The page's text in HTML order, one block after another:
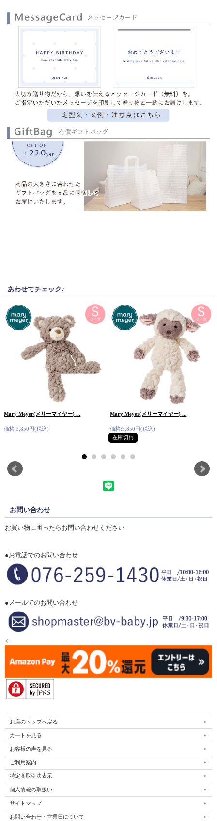
あわせてチェック♪
Mary Meyer(メリーマイヤー) ...
価格:3,850円(税込)
Mary Meyer(メリーマイヤー) ...
価格:3,850円(税込)
在庫切れ
お問い合わせ
お買い物に困ったらお問い合わせください
●お電話でのお問い合わせ
●メールでのお問い合わせ
<
お店のトップへ戻る
カートを見る
お客様の声を見る
ご利用案内
特定商取引法表示
個人情報の取扱い
サイトマップ
お問い合わせ・営業日について